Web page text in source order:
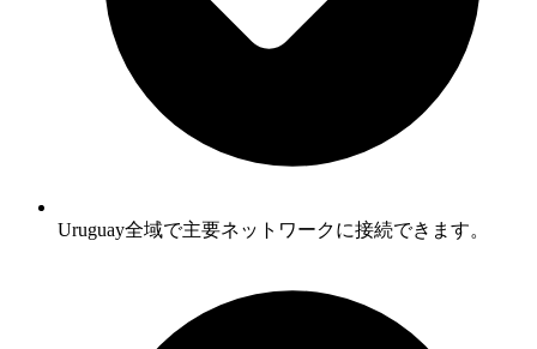
Uruguay全域で主要ネットワークに接続できます。